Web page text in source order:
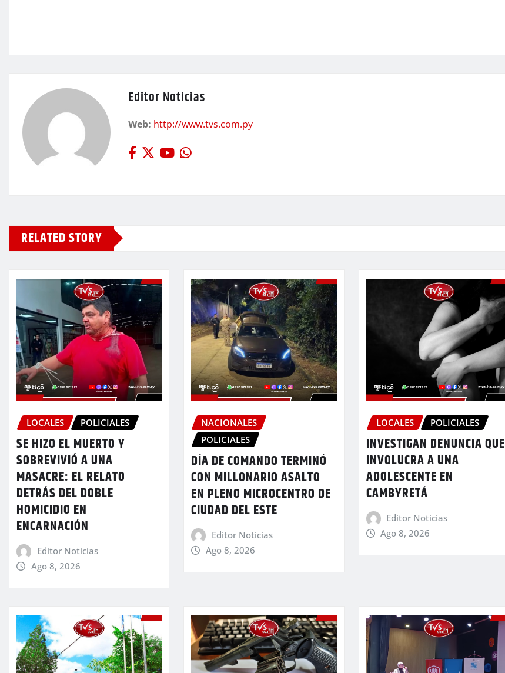
Editor Noticias
Web: http://www.tvs.com.py
RELATED STORY
LOCALES POLICIALES
SE HIZO EL MUERTO Y
SOBREVIVIÓ A UNA
MASACRE: EL RELATO
DETRÁS DEL DOBLE
HOMICIDIO EN
ENCARNACIÓN
Editor Noticias
Ago 8, 2026
NACIONALES
POLICIALES
DÍA DE COMANDO TERMINÓ
CON MILLONARIO ASALTO
EN PLENO MICROCENTRO DE
CIUDAD DEL ESTE
Editor Noticias
Ago 8, 2026
LOCALES POLICIALES
INVESTIGAN DENUNCIA QUE
INVOLUCRA A UNA
ADOLESCENTE EN
CAMBYRETÁ
Editor Noticias
Ago 8, 2026